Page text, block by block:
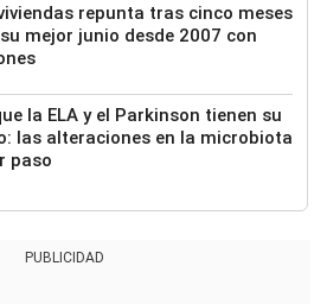
repunta tras cinco meses
mejor junio desde 2007 con
la ELA y el Parkinson tienen su
las alteraciones en la microbiota
paso
PUBLICIDAD